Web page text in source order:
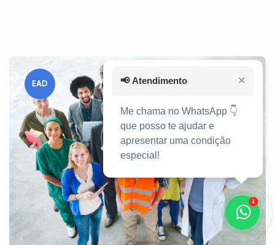
EAD
1
📢 Atendimento ✕
Me chama no WhatsApp 👇
que posso te ajudar e
apresentar uma condição
especial!